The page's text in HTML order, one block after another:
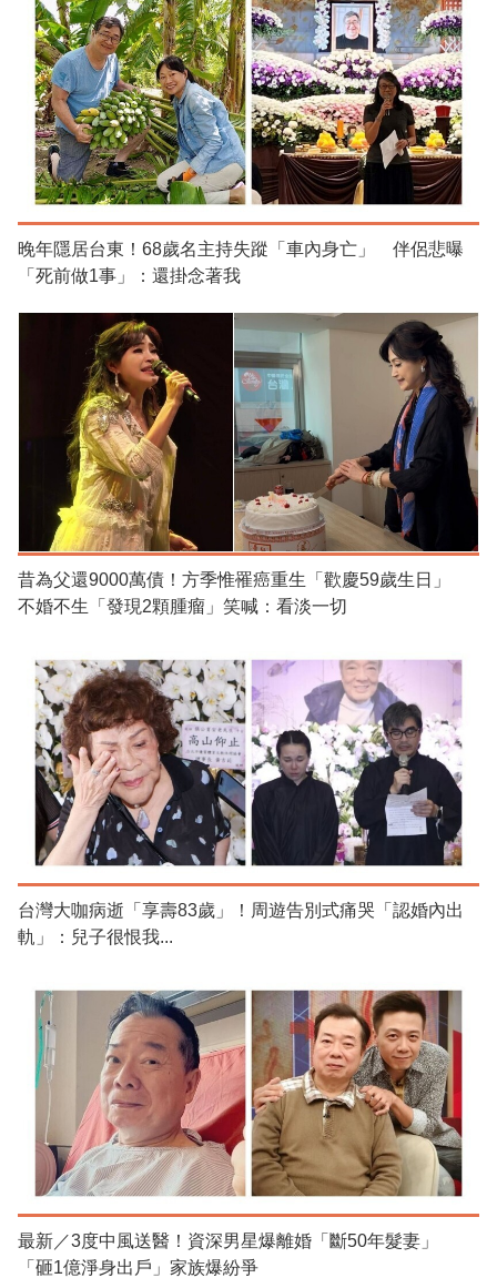
晚年隱居台東！68歲名主持失蹤「車內身亡」 伴侶悲曝
「死前做1事」：還掛念著我
昔為父還9000萬債！方季惟罹癌重生「歡慶59歲生日」
不婚不生「發現2顆腫瘤」笑喊：看淡一切
台灣大咖病逝「享壽83歲」！周遊告別式痛哭「認婚內出
軌」：兒子很恨我...
最新／3度中風送醫！資深男星爆離婚「斷50年髮妻」
「砸1億淨身出戶」家族爆紛爭